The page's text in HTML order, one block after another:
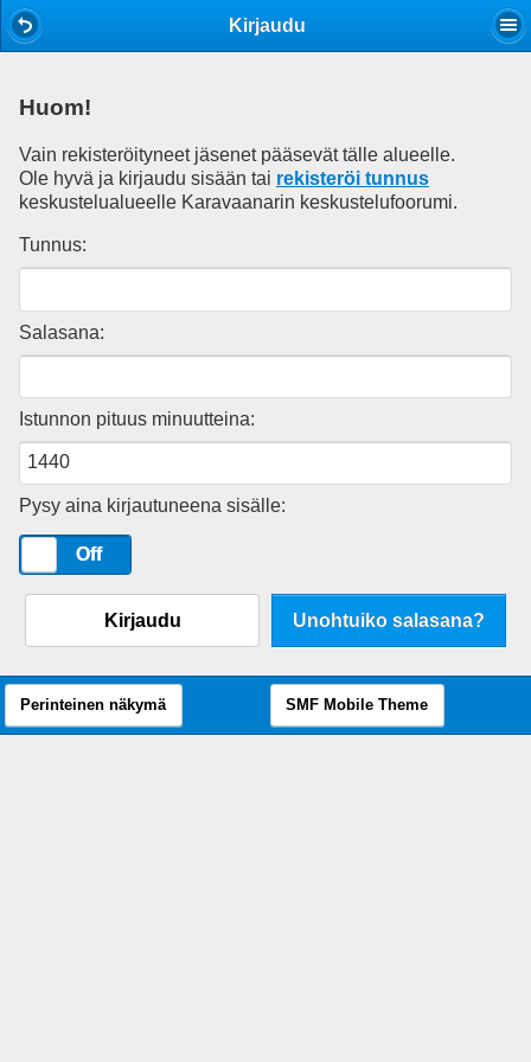
Kirjaudu
Huom!
Vain rekisteröityneet jäsenet pääsevät tälle alueelle.
Ole hyvä ja kirjaudu sisään tai rekisteröi tunnus
keskustelualueelle Karavaanarin keskustelufoorumi.
Tunnus:
Salasana:
Istunnon pituus minuutteina:
Pysy aina kirjautuneena sisälle:
Off
Kirjaudu Unohtuiko salasana?
Perinteinen näkymä SMF Mobile Theme